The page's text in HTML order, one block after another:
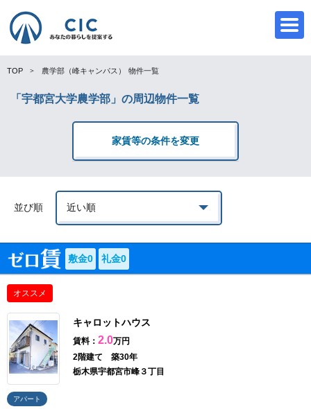
TOP 農学部（峰キャンパス） 物件一覧
「宇都宮大学農学部」の周辺物件一覧
家賃等の条件を変更
並び順
敷金0 礼金0
オススメ
キャロットハウス
賃料： 2.0万円
2階建て 築30年
栃木県宇都宮市峰３丁目
アパート